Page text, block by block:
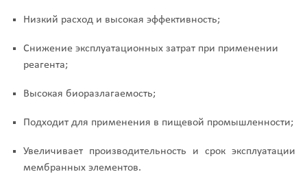
Низкий расход и высокая эффективность;
Снижение эксплуатационных затрат при применении
реагента;
Высокая биоразлагаемость;
Подходит для применения в пищевой промышленности;
Увеличивает производительность и срок эксплуатации
мембранных элементов.